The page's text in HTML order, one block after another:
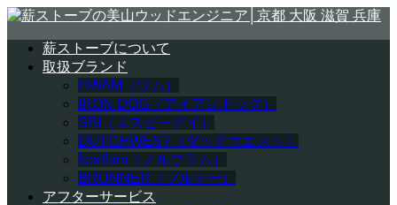
薪ストーブについて
取扱ブランド
HWAM（ワム）
IRON DOG（アイアンドッグ）
SBI（エスビーアイ）
DUTCHWEST（ダッチウエスト）
Norflam（ノルフラム）
BRUNNER（ブルナー）
アフターサービス